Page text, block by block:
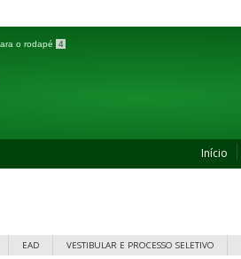
o rodapé 4
Início
EAD VESTIBULAR E PROCESSO SELETIVO